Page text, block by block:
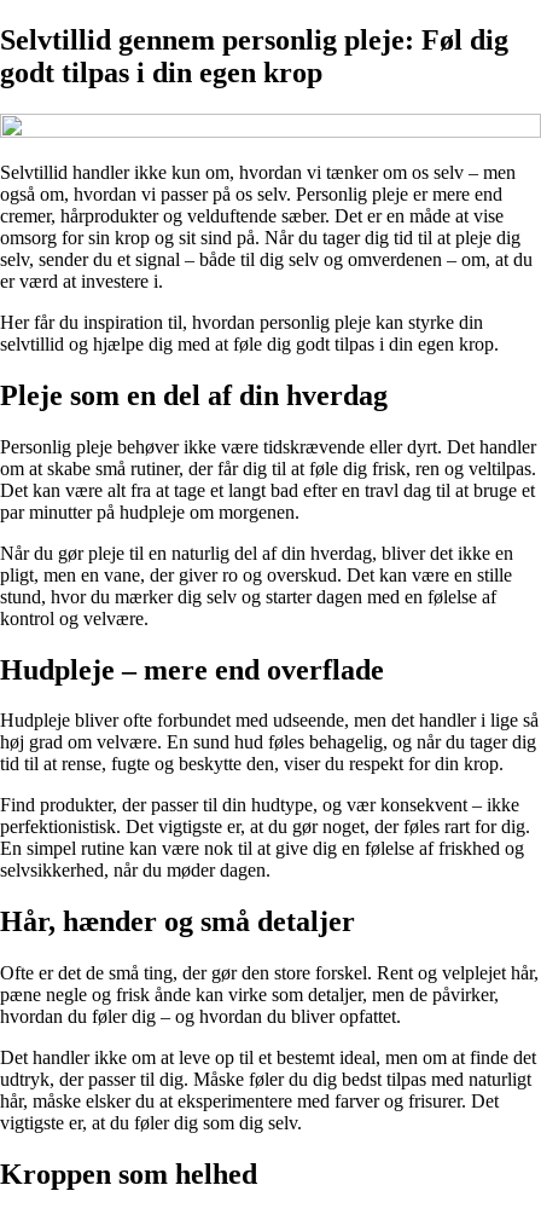
Selvtillid gennem personlig pleje: Føl dig
godt tilpas i din egen krop
Selvtillid handler ikke kun om, hvordan vi tænker om os selv – men
også om, hvordan vi passer på os selv. Personlig pleje er mere end
cremer, hårprodukter og velduftende sæber. Det er en måde at vise
omsorg for sin krop og sit sind på. Når du tager dig tid til at pleje dig
selv, sender du et signal – både til dig selv og omverdenen – om, at du
er værd at investere i.
Her får du inspiration til, hvordan personlig pleje kan styrke din
selvtillid og hjælpe dig med at føle dig godt tilpas i din egen krop.
Pleje som en del af din hverdag
Personlig pleje behøver ikke være tidskrævende eller dyrt. Det handler
om at skabe små rutiner, der får dig til at føle dig frisk, ren og veltilpas.
Det kan være alt fra at tage et langt bad efter en travl dag til at bruge et
par minutter på hudpleje om morgenen.
Når du gør pleje til en naturlig del af din hverdag, bliver det ikke en
pligt, men en vane, der giver ro og overskud. Det kan være en stille
stund, hvor du mærker dig selv og starter dagen med en følelse af
kontrol og velvære.
Hudpleje – mere end overflade
Hudpleje bliver ofte forbundet med udseende, men det handler i lige så
høj grad om velvære. En sund hud føles behagelig, og når du tager dig
tid til at rense, fugte og beskytte den, viser du respekt for din krop.
Find produkter, der passer til din hudtype, og vær konsekvent – ikke
perfektionistisk. Det vigtigste er, at du gør noget, der føles rart for dig.
En simpel rutine kan være nok til at give dig en følelse af friskhed og
selvsikkerhed, når du møder dagen.
Hår, hænder og små detaljer
Ofte er det de små ting, der gør den store forskel. Rent og velplejet hår,
pæne negle og frisk ånde kan virke som detaljer, men de påvirker,
hvordan du føler dig – og hvordan du bliver opfattet.
Det handler ikke om at leve op til et bestemt ideal, men om at finde det
udtryk, der passer til dig. Måske føler du dig bedst tilpas med naturligt
hår, måske elsker du at eksperimentere med farver og frisurer. Det
vigtigste er, at du føler dig som dig selv.
Kroppen som helhed